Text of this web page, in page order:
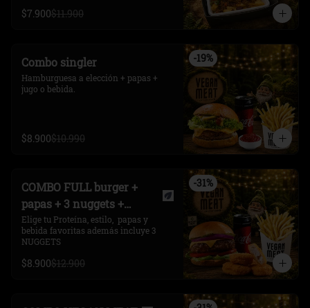
decorado  con rodajas de cebollín.
$7.900$11.900
-19%
Combo singler
Hamburguesa a elección + papas +
jugo o bebida.
$8.900$10.990
-31%
COMBO FULL burger +
papas + 3 nuggets +
bebida
Elige tu Proteína, estilo,  papas y
bebida favoritas además incluye 3
NUGGETS
$8.900$12.900